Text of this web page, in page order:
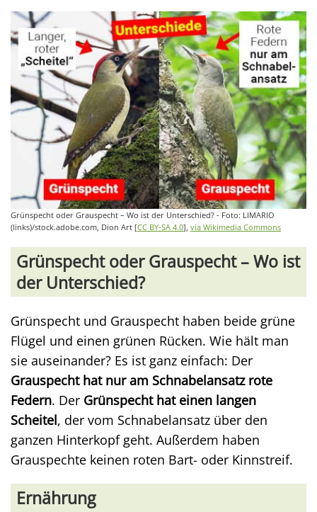
Grünspecht oder Grauspecht – Wo ist der Unterschied? - Foto: LIMARIO
(links)/stock.adobe.com, Dion Art [CC BY-SA 4.0], via Wikimedia Commons
Grünspecht oder Grauspecht – Wo ist
der Unterschied?
Grünspecht und Grauspecht haben beide grüne
Flügel und einen grünen Rücken. Wie hält man
sie auseinander? Es ist ganz einfach: Der
Grauspecht hat nur am Schnabelansatz rote
Federn. Der Grünspecht hat einen langen
Scheitel, der vom Schnabelansatz über den
ganzen Hinterkopf geht. Außerdem haben
Grauspechte keinen roten Bart- oder Kinnstreif.
Ernährung